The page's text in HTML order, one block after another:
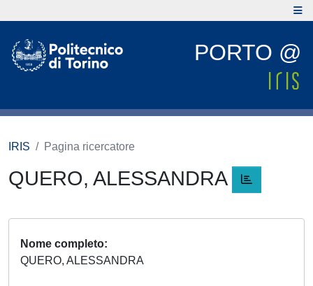
PORTO @
IRIS Pagina ricercatore
QUERO, ALESSANDRA
Nome completo
QUERO, ALESSANDRA